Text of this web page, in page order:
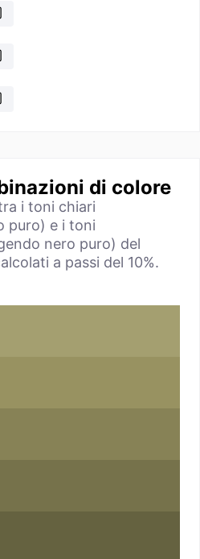
di colore
i toni chiari
puro) e i toni
nero puro) del
a passi del 10%.